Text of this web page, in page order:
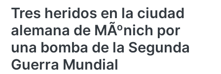
Tres heridos en la ciudad
alemana de MÃºnich por
una bomba de la Segunda
Guerra Mundial